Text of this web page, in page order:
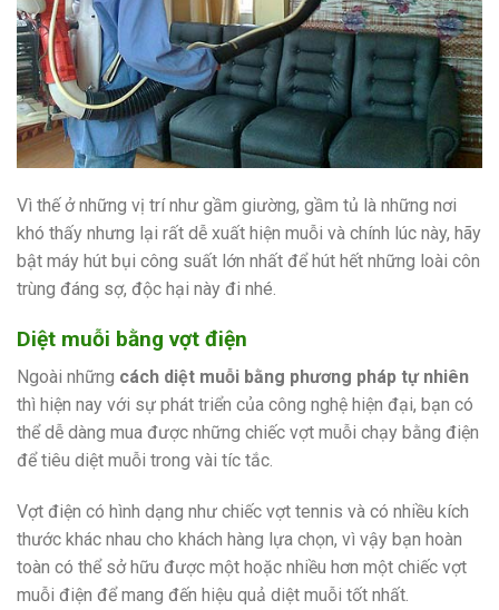
Vì thế ở những vị trí như gầm giường, gầm tủ là những nơi
khó thấy nhưng lại rất dễ xuất hiện muỗi và chính lúc này, hãy
bật máy hút bụi công suất lớn nhất để hút hết những loài côn
trùng đáng sợ, độc hại này đi nhé.
Diệt muỗi bằng vợt điện
Ngoài những cách diệt muỗi bằng phương pháp tự nhiên
thì hiện nay với sự phát triển của công nghệ hiện đại, bạn có
thể dễ dàng mua được những chiếc vợt muỗi chạy bằng điện
để tiêu diệt muỗi trong vài tíc tắc.
Vợt điện có hình dạng như chiếc vợt tennis và có nhiều kích
thước khác nhau cho khách hàng lựa chọn, vì vậy bạn hoàn
toàn có thể sở hữu được một hoặc nhiều hơn một chiếc vợt
muỗi điện để mang đến hiệu quả diệt muỗi tốt nhất.